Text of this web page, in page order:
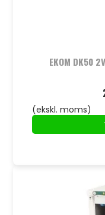
EKOM DK50
(ekskl. moms)